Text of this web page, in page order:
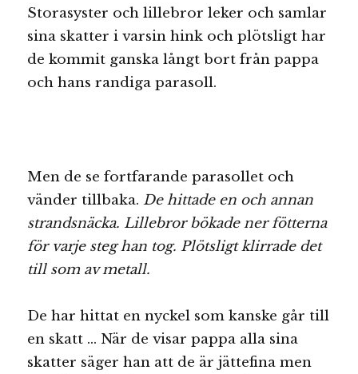
Storasyster och lillebror leker och samlar
sina skatter i varsin hink och plötsligt har
de kommit ganska långt bort från pappa
och hans randiga parasoll.
Men de se fortfarande parasollet och
vänder tillbaka.De hittade en och annan
strandsnäcka. Lillebror bökade ner fötterna
för varje steg han tog. Plötsligt klirrade det
till som av metall.
De har hittat en nyckel som kanske går till
en skatt … När de visar pappa alla sina
skatter säger han att de är jättefina men